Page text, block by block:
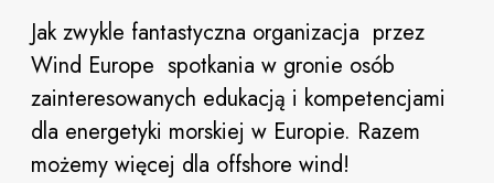
Jak zwykle fantastyczna organizacja przez
Wind Europe spotkania w gronie osób
zainteresowanych edukacją i kompetencjami
dla energetyki morskiej w Europie. Razem
możemy więcej dla offshore wind!